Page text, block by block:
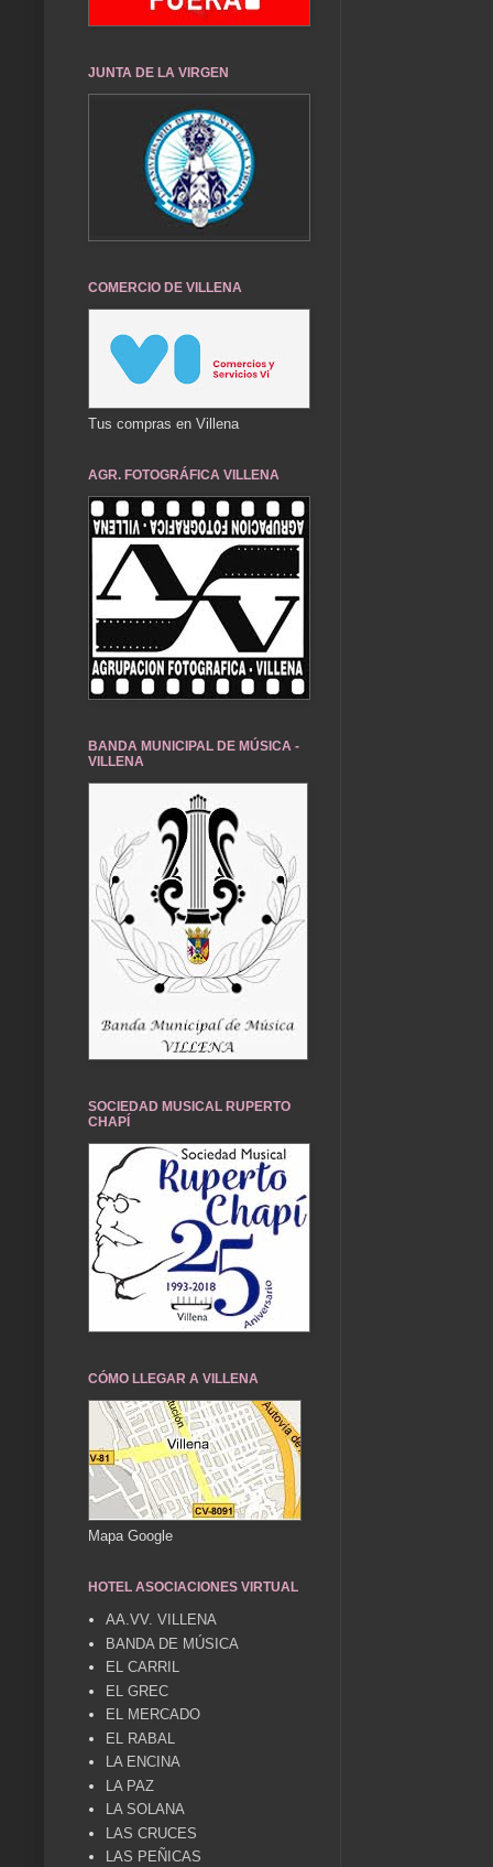
JUNTA DE LA VIRGEN
COMERCIO DE VILLENA
Tus compras en Villena
AGR. FOTOGRÁFICA VILLENA
BANDA MUNICIPAL DE MÚSICA -
VILLENA
SOCIEDAD MUSICAL RUPERTO
CHAPÍ
CÓMO LLEGAR A VILLENA
Mapa Google
HOTEL ASOCIACIONES VIRTUAL
AA.VV. VILLENA
BANDA DE MÚSICA
EL CARRIL
EL GREC
EL MERCADO
EL RABAL
LA ENCINA
LA PAZ
LA SOLANA
LAS CRUCES
LAS PEÑICAS